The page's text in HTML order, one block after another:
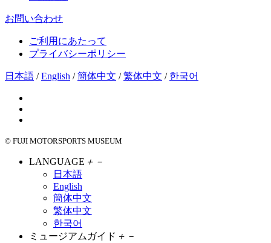
お問い合わせ
ご利用にあたって
プライバシーポリシー
日本語 /English /簡体中文 /繁体中文 / 한국어
© FUJI MOTORSPORTS MUSEUM
LANGUAGE ＋ －
日本語
English
簡体中文
繁体中文
한국어
ミュージアムガイド ＋ －